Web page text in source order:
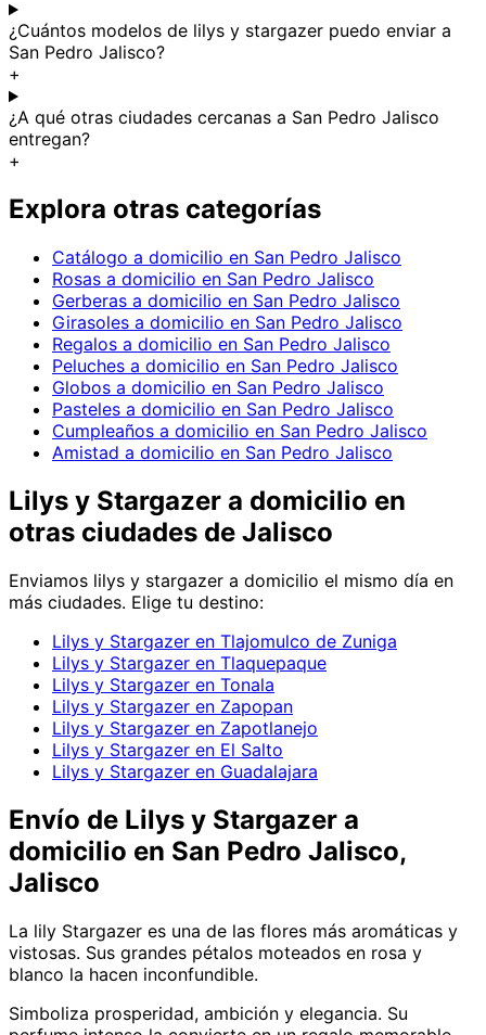
¿Cuántos modelos de lilys y stargazer puedo enviar a
San Pedro Jalisco?
+
¿A qué otras ciudades cercanas a San Pedro Jalisco
entregan?
+
Explora otras categorías
Catálogo a domicilio en San Pedro Jalisco
Rosas a domicilio en San Pedro Jalisco
Gerberas a domicilio en San Pedro Jalisco
Girasoles a domicilio en San Pedro Jalisco
Regalos a domicilio en San Pedro Jalisco
Peluches a domicilio en San Pedro Jalisco
Globos a domicilio en San Pedro Jalisco
Pasteles a domicilio en San Pedro Jalisco
Cumpleaños a domicilio en San Pedro Jalisco
Amistad a domicilio en San Pedro Jalisco
Lilys y Stargazer a domicilio en
otras ciudades de Jalisco
Enviamos lilys y stargazer a domicilio el mismo día en
más ciudades. Elige tu destino:
Lilys y Stargazer en Tlajomulco de Zuniga
Lilys y Stargazer en Tlaquepaque
Lilys y Stargazer en Tonala
Lilys y Stargazer en Zapopan
Lilys y Stargazer en Zapotlanejo
Lilys y Stargazer en El Salto
Lilys y Stargazer en Guadalajara
Envío de Lilys y Stargazer a
domicilio en San Pedro Jalisco,
Jalisco
La lily Stargazer es una de las flores más aromáticas y
vistosas. Sus grandes pétalos moteados en rosa y
blanco la hacen inconfundible.
Simboliza prosperidad, ambición y elegancia. Su